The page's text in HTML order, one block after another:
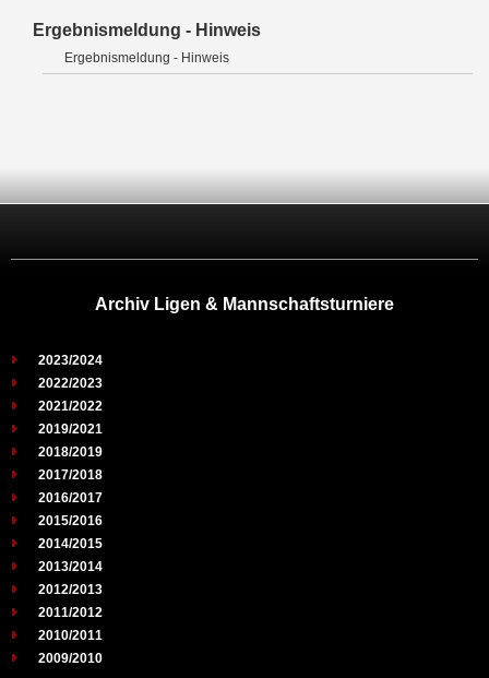
Ergebnismeldung - Hinweis
Ergebnismeldung - Hinweis
Archiv Ligen & Mannschaftsturniere
2023/2024
2022/2023
2021/2022
2019/2021
2018/2019
2017/2018
2016/2017
2015/2016
2014/2015
2013/2014
2012/2013
2011/2012
2010/2011
2009/2010